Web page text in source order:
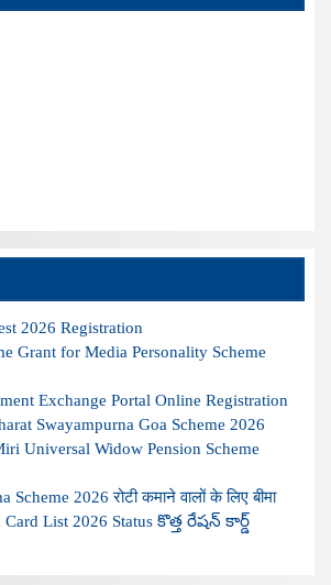
2026 Registration
Grant for Media Personality Scheme
Exchange Portal Online Registration
Swayampurna Goa Scheme 2026
Universal Widow Pension Scheme
Scheme 2026 रोटी कमाने वालों के लिए बीमा
Card List 2026 Status కొత్త రేషన్ కార్డ్